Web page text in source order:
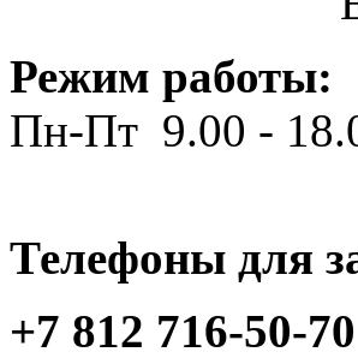
Режим работы:
Пн-Пт 9.00 -
Телефоны для
+7 812 716-50-70